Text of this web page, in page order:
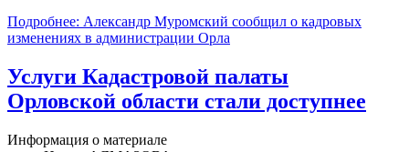
Подробнее: Александр Муромский сообщил о кадровых
изменениях в администрации Орла
Услуги Кадастровой палаты
Орловской области стали доступнее
Информация о материале